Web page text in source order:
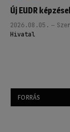
Új EUDR
2026.08.05.
Hivatal
FORRÁS